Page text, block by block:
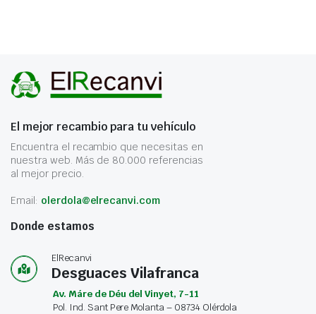
El mejor recambio para tu vehículo
Encuentra el recambio que necesitas en
nuestra web. Más de 80.000 referencias
al mejor precio.
Email: olerdola@elrecanvi.com
Donde estamos
ElRecanvi
Desguaces Vilafranca
Av. Máre de Déu del Vinyet, 7-11
Pol. Ind. Sant Pere Molanta – 08734 Olérdola